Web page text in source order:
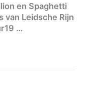
en Spaghetti
van Leidsche Rijn
…